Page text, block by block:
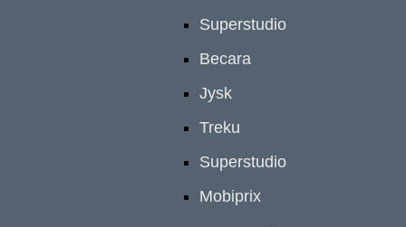
Superstudio
Becara
Jysk
Treku
Superstudio
Mobiprix